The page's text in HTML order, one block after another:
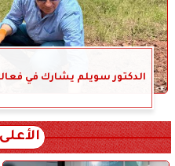
الدكتور سويلم يشارك في